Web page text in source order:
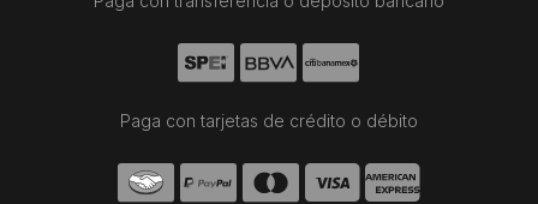
Paga con tarjetas de crédito o débito